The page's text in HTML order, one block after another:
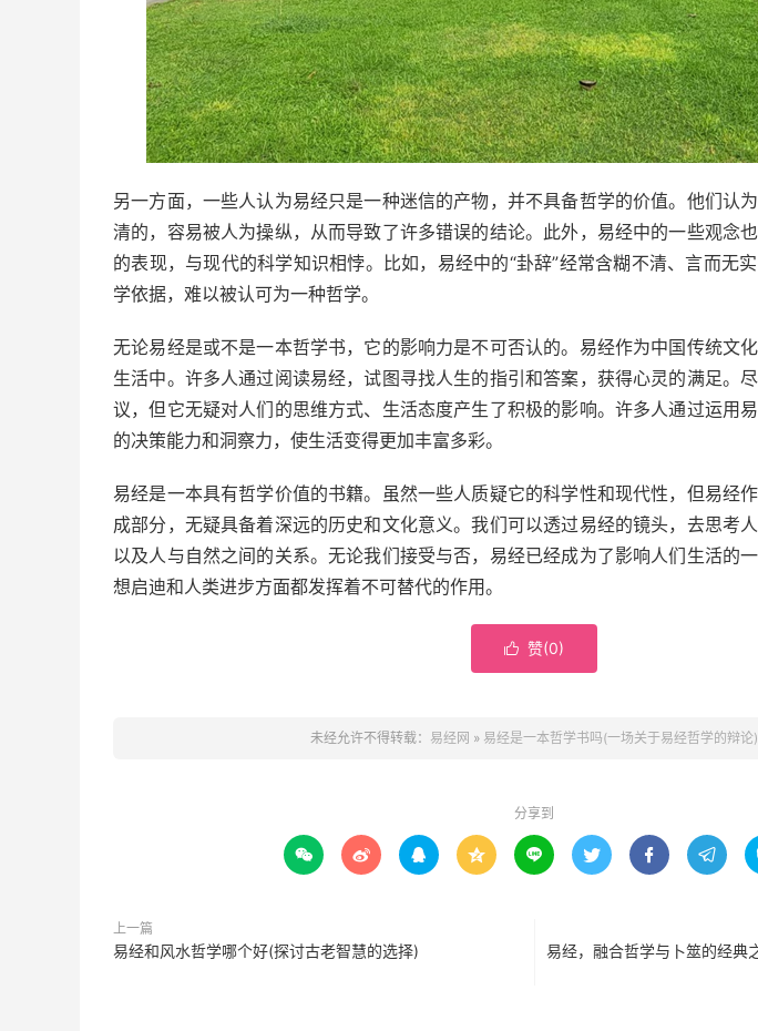
另一方面，一些人认为易经只是一种迷信的产物，并不具备哲学的价值。他们认
清的，容易被人为操纵，从而导致了许多错误的结论。此外，易经中的一些观念
的表现，与现代的科学知识相悖。比如，易经中的“卦辞”经常含糊不清、言而无
学依据，难以被认可为一种哲学。
无论易经是或不是一本哲学书，它的影响力是不可否认的。易经作为中国传统文
生活中。许多人通过阅读易经，试图寻找人生的指引和答案，获得心灵的满足。
议，但它无疑对人们的思维方式、生活态度产生了积极的影响。许多人通过运用
的决策能力和洞察力，使生活变得更加丰富多彩。
易经是一本具有哲学价值的书籍。虽然一些人质疑它的科学性和现代性，但易经
成部分，无疑具备着深远的历史和文化意义。我们可以透过易经的镜头，去思考
以及人与自然之间的关系。无论我们接受与否，易经已经成为了影响人们生活的
想启迪和人类进步方面都发挥着不可替代的作用。
 赞(0)
未经允许不得转载： 易经网 » 易经是一本哲学书吗(一场关于易经哲学的辩论)
分享到
       
上一篇
易经和风水哲学哪个好(探讨古老智慧的选择)
易经，融合哲学与卜筮的经典